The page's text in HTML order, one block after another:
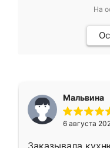
На
Мальвина
6 августа
Заказывала